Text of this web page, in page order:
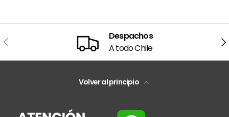
Anterior
Despachos
A todo Chile
Volver al principio